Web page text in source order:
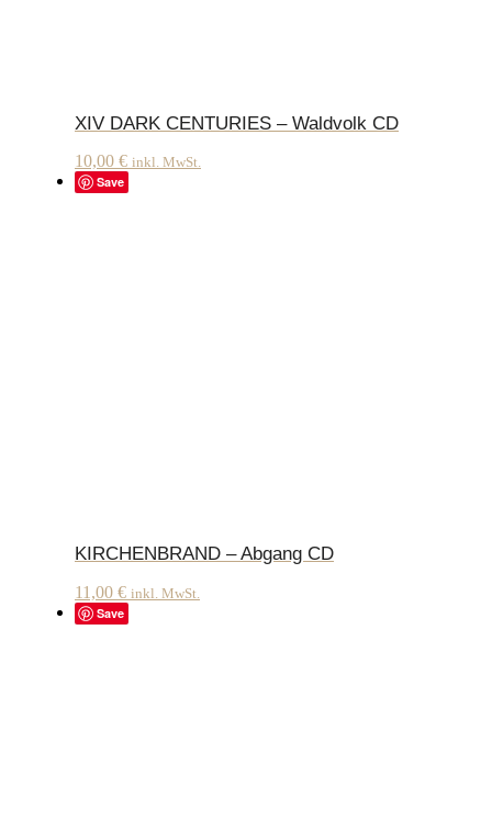
XIV DARK CENTURIES – Waldvolk CD
10,00 € inkl. MwSt.
Save
KIRCHENBRAND – Abgang CD
11,00 € inkl. MwSt.
Save